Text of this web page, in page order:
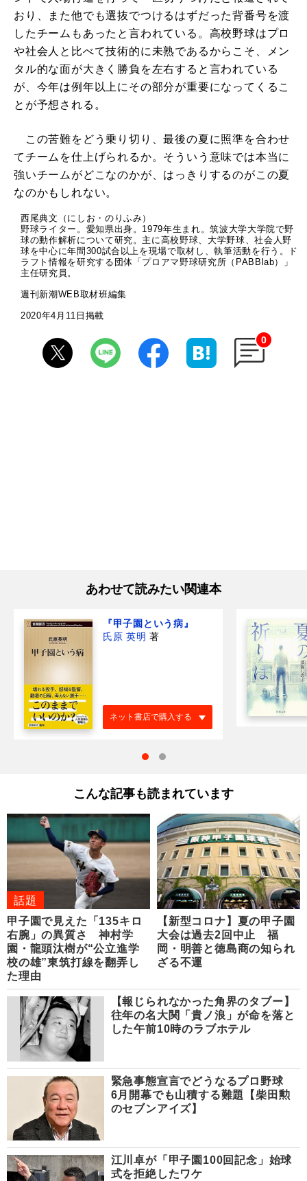
おり、また他でも選抜でつけるはずだった背番号を渡
したチームもあったと言われている。高校野球はプロ
や社会人と比べて技術的に未熟であるからこそ、メン
タル的な面が大きく勝負を左右すると言われている
が、今年は例年以上にその部分が重要になってくるこ
とが予想される。
この苦難をどう乗り切り、最後の夏に照準を合わせ
てチームを仕上げられるか。そういう意味では本当に
強いチームがどこなのかが、はっきりするのがこの夏
なのかもしれない。
西尾典文（にしお・のりふみ）
野球ライター。愛知県出身。1979年生まれ。筑波大学大学院で野
球の動作解析について研究。主に高校野球、大学野球、社会人野
球を中心に年間300試合以上を現場で取材し、執筆活動を行う。ド
ラフト情報を研究する団体「プロアマ野球研究所（PABBlab）」
主任研究員。
週刊新潮WEB取材班編集
2020年4月11日掲載
0
あわせて読みたい関連本
『甲子園という病』
氏原 英明 著
ネット書店で購入する
こんな記事も読まれています
話題
甲子園で見えた「135キロ
右腕」の異質さ 神村学
園・龍頭汰樹が“公立進学
校の雄”東筑打線を翻弄し
た理由
【新型コロナ】夏の甲子園
大会は過去2回中止 福
岡・明善と徳島商の知られ
ざる不運
【報じられなかった角界のタブー】
往年の名大関「貴ノ浪」が命を落と
した午前10時のラブホテル
緊急事態宣言でどうなるプロ野球
6月開幕でも山積する難題【柴田勲
のセブンアイズ】
江川卓が「甲子園100回記念」始球
式を拒絶したワケ